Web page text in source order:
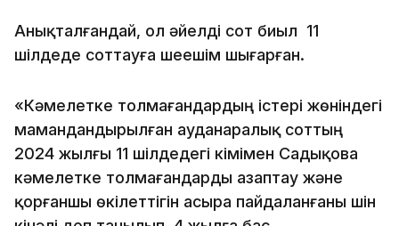
Анықталғандай, ол әйелді сот биыл 11
шілдеде соттауға шеешім шығарған.
«Кәмелетке толмағандардың істері жөніндегі
мамандандырылған ауданаралық соттың
2024 жылғы 11 шілдедегі үкімімен Садықова
кәмелетке толмағандарды азаптау және
қорғаншы өкілеттігін асыра пайдаланғаны үшін